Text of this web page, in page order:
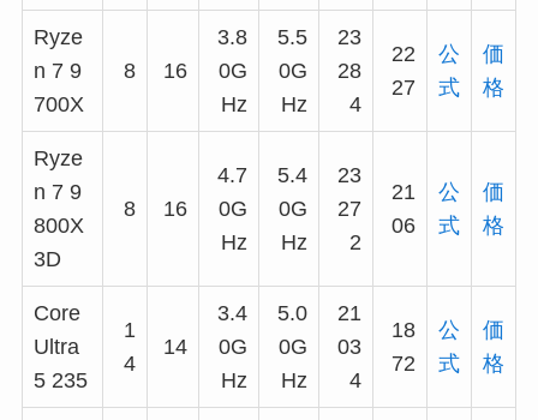
Ryze
n 7 9
700X
8 16
3.8
0G
Hz
5.5
0G
Hz
23
28
4
22
27
公
式
価
格
Ryze
n 7 9
800X
3D
8 16
4.7
0G
Hz
5.4
0G
Hz
23
27
2
21
06
公
式
価
格
Core
Ultra
5 235
1
4
14
3.4
0G
Hz
5.0
0G
Hz
21
03
4
18
72
公
式
価
格